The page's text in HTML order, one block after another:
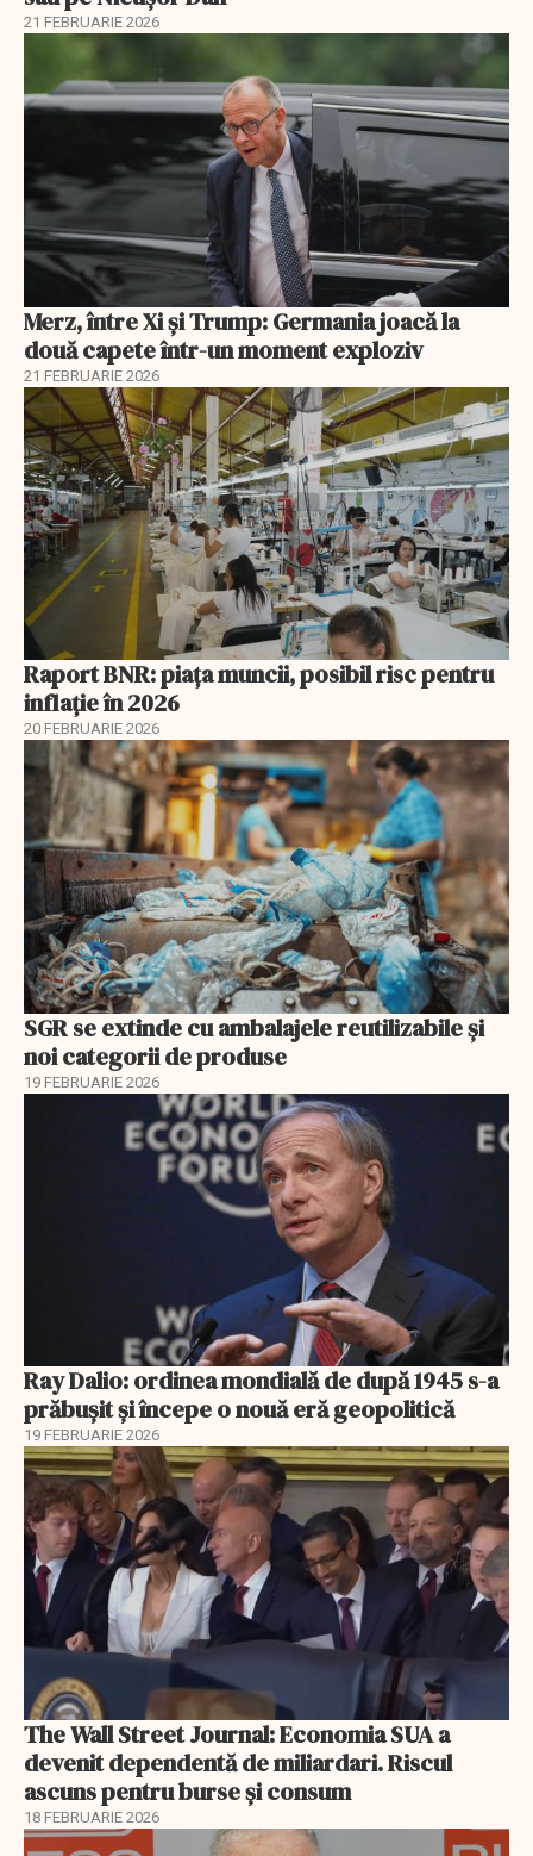
21 FEBRUARIE 2026
Merz, între Xi și Trump: Germania joacă la
două capete într-un moment exploziv
21 FEBRUARIE 2026
Raport BNR: piața muncii, posibil risc pentru
inflație în 2026
20 FEBRUARIE 2026
SGR se extinde cu ambalajele reutilizabile și
noi categorii de produse
19 FEBRUARIE 2026
Ray Dalio: ordinea mondială de după 1945 s-a
prăbușit și începe o nouă eră geopolitică
19 FEBRUARIE 2026
The Wall Street Journal: Economia SUA a
devenit dependentă de miliardari. Riscul
ascuns pentru burse și consum
18 FEBRUARIE 2026
EXCLUSIV